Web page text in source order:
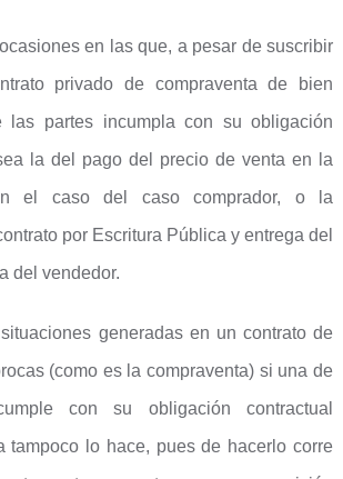
en las que, a pesar de suscribir
privado de compraventa de bien
las partes incumpla con su obligación
la del pago del precio de venta en la
el caso del caso comprador, o la
por Escritura Pública y entrega del
del vendedor.
generadas en un contrato de
(como es la compraventa) si una de
con su obligación contractual
tampoco lo hace, pues de hacerlo corre